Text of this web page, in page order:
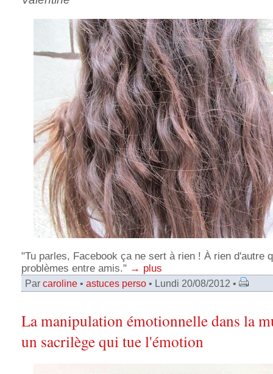
"Tu parles, Facebook ça ne sert à rien ! À rien d'autre
problèmes entre amis." → plus
Par caroline • astuces perso • Lundi 20/08/2012 •
La manipulation émotionnelle dans la
un sacrilège qui tue l'émotion